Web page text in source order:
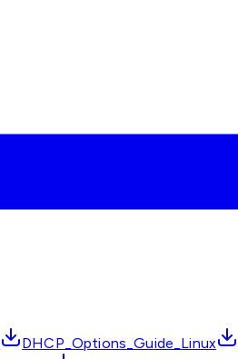
DHCP_Options_Guide_Linux